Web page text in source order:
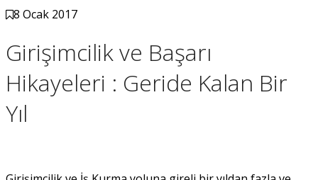
8 Ocak 2017
Girişimcilik ve Başarı
Hikayeleri : Geride Kalan Bir
Yıl